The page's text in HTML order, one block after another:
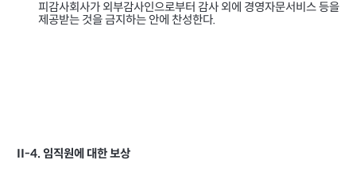
피감사회사가 외부감사인으로부터 감사 외에 경영자문서비스 등을
제공받는 것을 금지하는 안에 찬성한다.
II-4. 임직원에 대한 보상